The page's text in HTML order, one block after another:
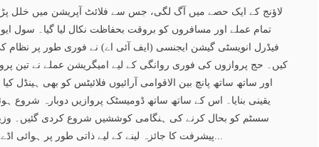
لاؤنج کے ایک حصے میں آگ لگی، جس سے فلائٹ آپریشن میں خلل
تمام عملے اور مسافروں کو بروقت بحفاظت نکال لیا گیا۔ سول
فیڈرل انویسٹی گیشن ایجنسی (ایف آئی اے) نے فوری طور پر
کیں۔ حج پروازوں کی فوری روانگی کے لیے امیگریشن عملے نے تین
اور ساتھ ساتھ پانچ بین الاقوامی آرائیوں فلائیٹس کو بھی ہینڈل
یقینی بنایا۔ اس کے ساتھ ساتھ ڈومیسٹک پروازیں دوبارہ شروع
سسٹم کو بحال کرنے کی ہنگامی کوششیں شروع کردی گئیں۔